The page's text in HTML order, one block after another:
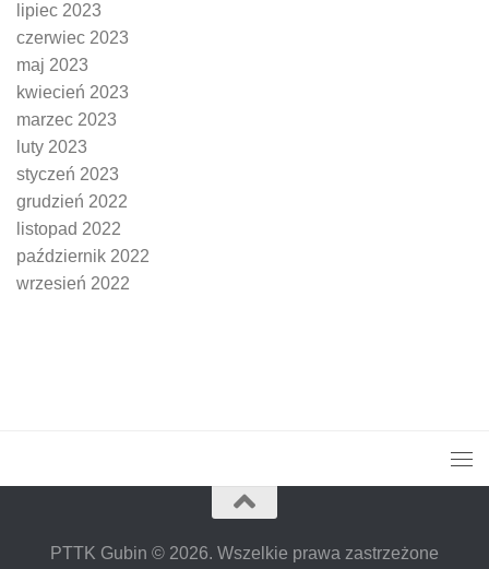
lipiec 2023
czerwiec 2023
maj 2023
kwiecień 2023
marzec 2023
luty 2023
styczeń 2023
grudzień 2022
listopad 2022
październik 2022
wrzesień 2022
PTTK Gubin © 2026. Wszelkie prawa zastrzeżone